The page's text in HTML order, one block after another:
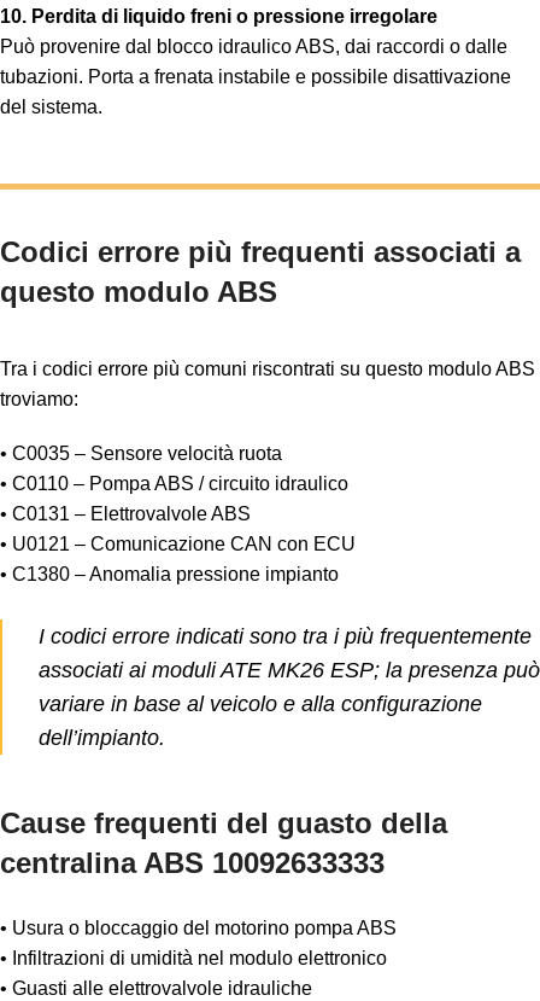
10. Perdita di liquido freni o pressione irregolare
Può provenire dal blocco idraulico ABS, dai raccordi o dalle
tubazioni. Porta a frenata instabile e possibile disattivazione
del sistema.
Codici errore più frequenti associati a
questo modulo ABS
Tra i codici errore più comuni riscontrati su questo modulo ABS
troviamo:
• C0035 – Sensore velocità ruota
• C0110 – Pompa ABS / circuito idraulico
• C0131 – Elettrovalvole ABS
• U0121 – Comunicazione CAN con ECU
• C1380 – Anomalia pressione impianto
I codici errore indicati sono tra i più frequentemente
associati ai moduli ATE MK26 ESP; la presenza può
variare in base al veicolo e alla configurazione
dell’impianto.
Cause frequenti del guasto della
centralina ABS 10092633333
• Usura o bloccaggio del motorino pompa ABS
• Infiltrazioni di umidità nel modulo elettronico
• Guasti alle elettrovalvole idrauliche